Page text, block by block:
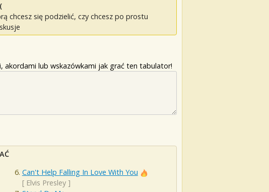
chcesz się podzielić, czy chcesz po prostu
akordami lub wskazówkami jak grać ten tabulator!
Can't Help Falling In Love With You
[ Elvis Presley]